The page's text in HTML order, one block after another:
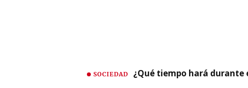
SOCIEDAD ¿Qué tiempo hará durante